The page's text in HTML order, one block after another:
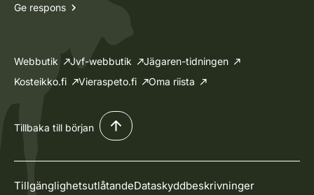
Ge respons
Webbutik Jvf-webbutik
Jägaren-tidningen
Kosteikko.fi
Vieraspeto.fi Oma riista
Tillbaka till början
TillgänglighetsutlåtandeDataskyddbeskrivninger